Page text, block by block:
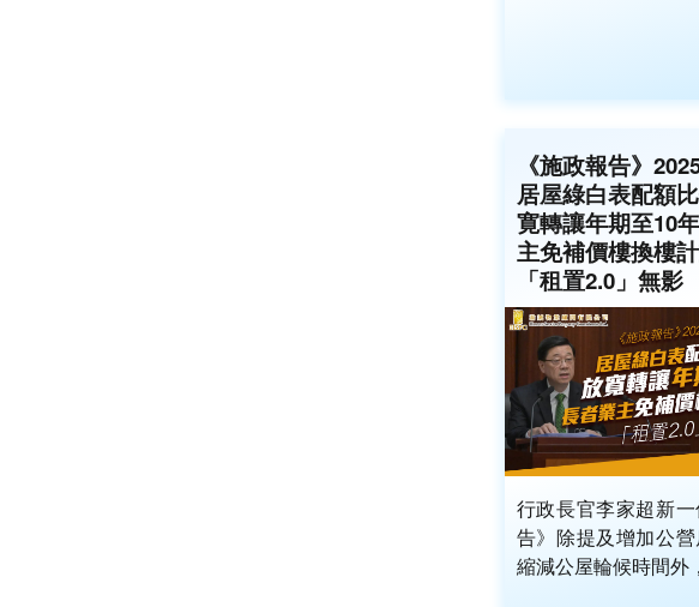
《施政報告》
居屋綠白表配額
寛轉讓年期至10
主免補價樓換樓計
「租置2.0」無影
行政長官李家超新
告》除提及增加公營
縮減公屋輪候時間外